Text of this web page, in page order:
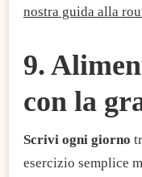
nostra guida alla
9.
con la
Scrivi ogni giorno
esercizio semplice